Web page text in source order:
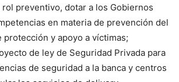
preventivo, dotar a los Gobiernos
en materia de prevención del
protección y apoyo a víctimas;
de ley de Seguridad Privada para
de seguridad a la banca y centros